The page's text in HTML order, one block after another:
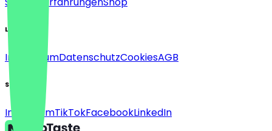
Legal
ImpressumDatenschutzCookiesAGB
Social
InstagramTikTokFacebookLinkedIn